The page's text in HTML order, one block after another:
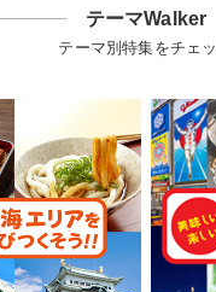
テーマWalker
テーマ別特集をチェ